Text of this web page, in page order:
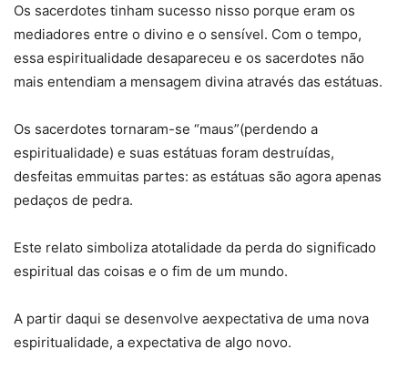
Os sacerdotes tinham sucesso nisso porque eram os
mediadores entre o divino e o sensível. Com o tempo,
essa espiritualidade desapareceu e os sacerdotes não
mais entendiam a mensagem divina através das estátuas.
Os sacerdotes tornaram-se “maus”(perdendo a
espiritualidade) e suas estátuas foram destruídas,
desfeitas emmuitas partes: as estátuas são agora apenas
pedaços de pedra.
Este relato simboliza atotalidade da perda do significado
espiritual das coisas e o fim de um mundo.
A partir daqui se desenvolve aexpectativa de uma nova
espiritualidade, a expectativa de algo novo.